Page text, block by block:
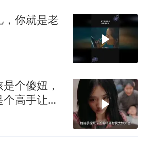
你就是老
个傻妞，
高手让他